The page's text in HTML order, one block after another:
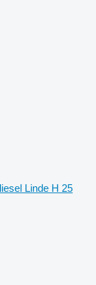
Linde H 25